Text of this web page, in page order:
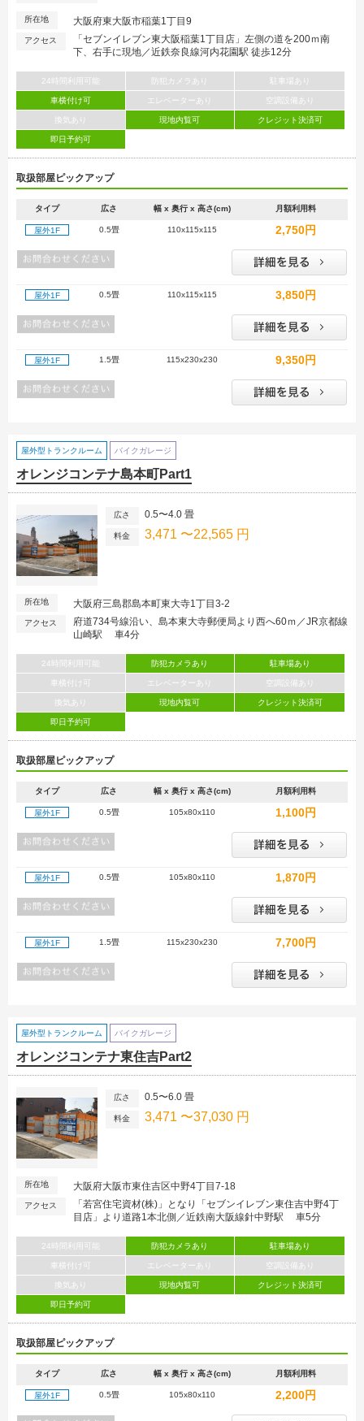
所在地 大阪府東大阪市稲葉1丁目9
アクセス
「セブンイレブン東大阪稲葉1丁目店」左側の道を200ｍ南
下、右手に現地／近鉄奈良線河内花園駅 徒歩12分
24時間利用可能 防犯カメラあり 駐車場あり
車横付け可 エレベーターあり 空調設備あり
換気あり 現地内覧可 クレジット決済可
即日予約可
取扱部屋ピックアップ
タイプ 広さ 幅 x 奥行 x 高さ(cm) 月額利用料
屋外1F 0.5畳 110x115x115 2,750円
屋外1F 0.5畳 110x115x115 3,850円
屋外1F 1.5畳 115x230x230 9,350円
屋外型トランクルーム バイクガレージ
オレンジコンテナ島本町Part1
広さ 0.5〜4.0 畳
料金 3,471 〜22,565 円
所在地 大阪府三島郡島本町東大寺1丁目3-2
アクセス
府道734号線沿い、島本東大寺郵便局より西へ60ｍ／JR京都線
山崎駅 車4分
24時間利用可能 防犯カメラあり 駐車場あり
車横付け可 エレベーターあり 空調設備あり
換気あり 現地内覧可 クレジット決済可
即日予約可
取扱部屋ピックアップ
タイプ 広さ 幅 x 奥行 x 高さ(cm) 月額利用料
屋外1F 0.5畳 105x80x110 1,100円
屋外1F 0.5畳 105x80x110 1,870円
屋外1F 1.5畳 115x230x230 7,700円
屋外型トランクルーム バイクガレージ
オレンジコンテナ東住吉Part2
広さ 0.5〜6.0 畳
料金 3,471 〜37,030 円
所在地 大阪府大阪市東住吉区中野4丁目7-18
アクセス
「若宮住宅資材(株)」となり「セブンイレブン東住吉中野4丁
目店」より道路1本北側／近鉄南大阪線針中野駅 車5分
24時間利用可能 防犯カメラあり 駐車場あり
車横付け可 エレベーターあり 空調設備あり
換気あり 現地内覧可 クレジット決済可
即日予約可
取扱部屋ピックアップ
タイプ 広さ 幅 x 奥行 x 高さ(cm) 月額利用料
屋外1F 0.5畳 105x80x110 2,200円